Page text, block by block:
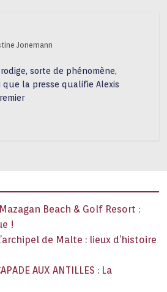
Jonemann
sorte de phénomène,
que la presse qualifie Alexis
Mazagan Beach & Golf Resort :
!
de Malte : lieux d’histoire
AUX ANTILLES : La